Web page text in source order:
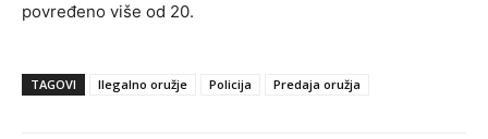
povređeno više od 20.
TAGOVI Ilegalno oružje Policija Predaja oružja